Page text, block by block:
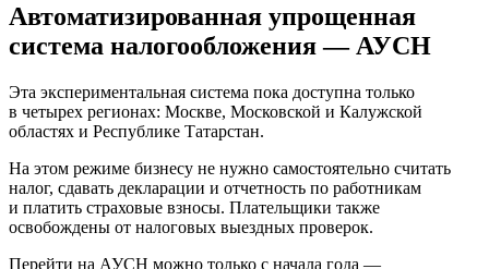
Автоматизированная упрощенная
система налогообложения — АУСН
Эта экспериментальная система пока доступна только
в четырех регионах: Москве, Московской и Калужской
областях и Республике Татарстан.
На этом режиме бизнесу не нужно самостоятельно считать
налог, сдавать декларации и отчетность по работникам
и платить страховые взносы. Плательщики также
освобождены от налоговых выездных проверок.
Перейти на АУСН можно только с начала года —